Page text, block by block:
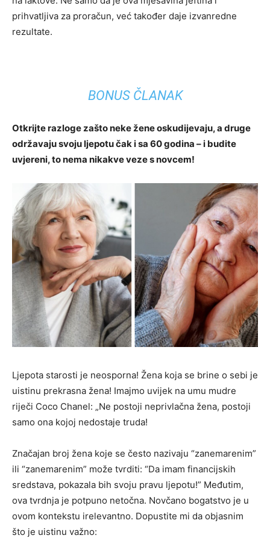
prihvatljiva za proračun, već također daje izvanredne
rezultate.
BONUS ČLANAK
Otkrijte razloge zašto neke žene oskudijevaju, a druge
održavaju svoju ljepotu čak i sa 60 godina – i budite
uvjereni, to nema nikakve veze s novcem!
Ljepota starosti je neosporna! Žena koja se brine o sebi je
uistinu prekrasna žena! Imajmo uvijek na umu mudre
riječi Coco Chanel: „Ne postoji neprivlačna žena, postoji
samo ona kojoj nedostaje truda!
Značajan broj žena koje se često nazivaju “zanemarenim”
ili “zanemarenim” može tvrditi: “Da imam financijskih
sredstava, pokazala bih svoju pravu ljepotu!” Međutim,
ova tvrdnja je potpuno netočna. Novčano bogatstvo je u
ovom kontekstu irelevantno. Dopustite mi da objasnim
što je uistinu važno: